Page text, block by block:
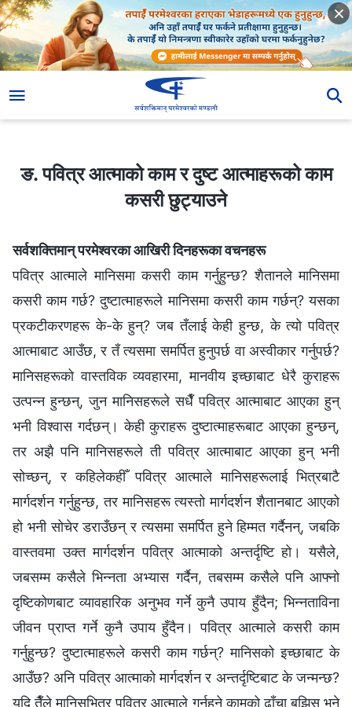
ङ. पवित्र आत्माको काम र दुष्ट आत्माहरूको काम कसरी छुट्याउने
ङ. पवित्र आत्माको काम र दुष्ट आत्माहरूको काम
कसरी छुट्याउने
सर्वशक्तिमान् परमेश्‍वरका आखिरी दिनहरूका वचनहरू
पवित्र आत्माले मानिसमा कसरी काम गर्नुहुन्छ? शैतानले मानिसमा
कसरी काम गर्छ? दुष्टात्माहरूले मानिसमा कसरी काम गर्छन्? यसका
प्रकटीकरणहरू के-के हुन्? जब तँलाई केही हुन्छ, के त्यो पवित्र
आत्माबाट आउँछ, र तँ त्यसमा समर्पित हुनुपर्छ वा अस्वीकार गर्नुपर्छ?
मानिसहरूको वास्तविक व्यवहारमा, मानवीय इच्छाबाट धेरै कुराहरू
उत्पन्न हुन्छन्, जुन मानिसहरूले सधैँ पवित्र आत्माबाट आएका हुन्
भनी विश्‍वास गर्दछन्। केही कुराहरू दुष्टात्माहरूबाट आएका हुन्छन्,
तर अझै पनि मानिसहरूले ती पवित्र आत्माबाट आएका हुन् भनी
सोच्छन्, र कहिलेकहीँ पवित्र आत्माले मानिसहरूलाई भित्रबाटै
मार्गदर्शन गर्नुहुन्छ, तर मानिसहरू त्यस्तो मार्गदर्शन शैतानबाट आएको
हो भनी सोचेर डराउँछन् र त्यसमा समर्पित हुने हिम्मत गर्दैनन्, जबकि
वास्तवमा उक्त मार्गदर्शन पवित्र आत्माको अन्तर्दृष्टि हो। यसैले,
जबसम्म कसैले भिन्नता अभ्यास गर्दैन, तबसम्म कसैले पनि आफ्नो
दृष्टिकोणबाट व्यावहारिक अनुभव गर्ने कुनै उपाय हुँदैन; भिन्‍नताविना
जीवन प्राप्त गर्ने कुनै उपाय हुँदैन। पवित्र आत्माले कसरी काम
गर्नुहुन्छ? दुष्टात्माहरूले कसरी काम गर्छन्? मानिसको इच्छाबाट के
आउँछ? अनि पवित्र आत्माको मार्गदर्शन र अन्तर्दृष्टिबाट के जन्मन्छ?
यदि तैँले मानिसभित्र पवित्र आत्माले गर्नुहुने कामको ढाँचा बुझिस् भने